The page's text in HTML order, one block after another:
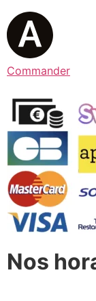
Commander
Nos